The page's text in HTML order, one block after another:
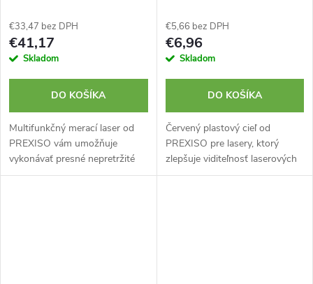
€33,47 bez DPH
€41,17
Skladom
DO KOŠÍKA
Multifunkčný merací laser od
PREXISO vám umožňuje
vykonávať presné nepretržité
merania vzdialenosti, plochy a
€5,66 bez DPH
€6,96
Skladom
DO KOŠÍKA
Červený plastový cieľ od
PREXISO pre lasery, ktorý
zlepšuje viditeľnosť laserových
lúčov. Magnet na vrchu.